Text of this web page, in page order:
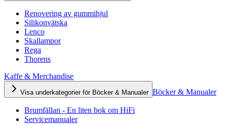
Renovering av gummihjul
Silikonvätska
Lenco
Skallampor
Rega
Thorens
Kaffe & Merchandise
Visa underkategorier för Böcker & Manualer Böcker & Manualer
Brumfällan - En liten bok om HiFi
Servicemanualer